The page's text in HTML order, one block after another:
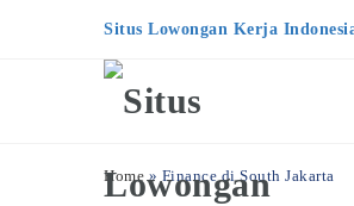
Situs Lowongan Kerja
Home» Finance di South Jakarta